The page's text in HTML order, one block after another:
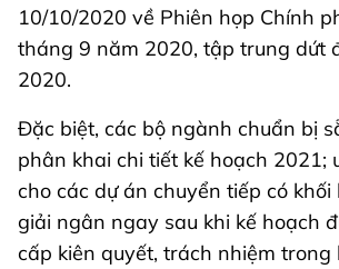
10/10/2020 về Phiên họp Chính
tháng 9 năm 2020, tập trung dứt
2020.
Đặc biệt, các bộ ngành chuẩn bị
phân khai chi tiết kế hoạch 2021;
cho các dự án chuyển tiếp có khối
giải ngân ngay sau khi kế hoạch
cấp kiên quyết, trách nhiệm